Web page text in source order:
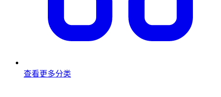
查看更多分类